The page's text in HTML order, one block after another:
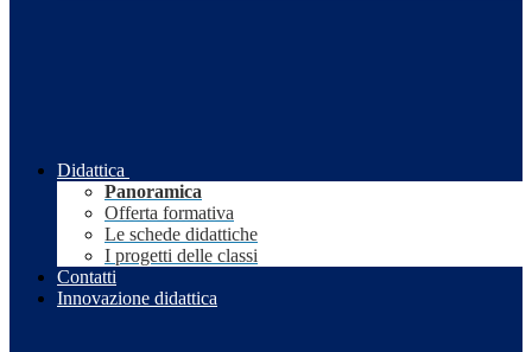
Didattica
Panoramica
Offerta formativa
Le schede didattiche
I progetti delle classi
Contatti
Innovazione didattica